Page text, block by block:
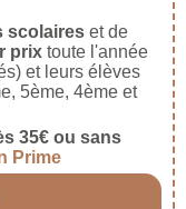
scolaireset de
prixtoute l'année
et leurs élèves
5ème, 4ème et
35€ ou sans
Prime